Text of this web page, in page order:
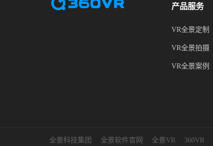
产品服务
VR全景定制
VR全景拍摄
VR全景案例
全景科技集团 全景软件官网 全景VR 360VR